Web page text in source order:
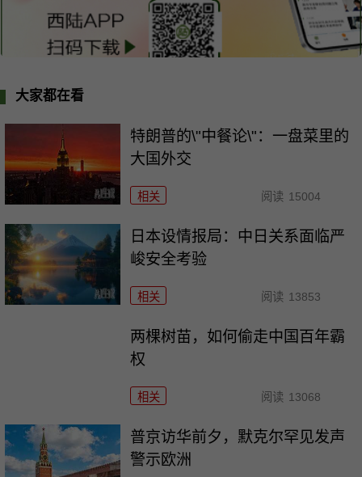
大家都在看
特朗普的\"中餐论\"：一盘菜里的
大国外交
相关 阅读 15004
日本设情报局：中日关系面临严
峻安全考验
相关 阅读 13853
两棵树苗，如何偷走中国百年霸
权
相关 阅读 13068
普京访华前夕，默克尔罕见发声
警示欧洲